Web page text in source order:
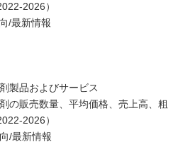
2026）
/最新情報
製品およびサービス
の販売数量、平均価格、売上高、粗
2026）
/最新情報